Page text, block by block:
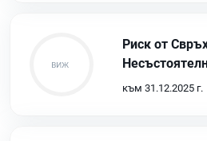
Риск от
към 31.12.2025 г.